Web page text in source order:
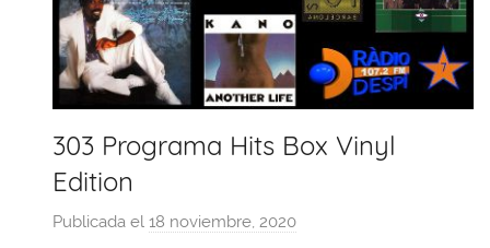
303 Programa Hits Box Vinyl
Edition
Publicada el 18 noviembre, 2020